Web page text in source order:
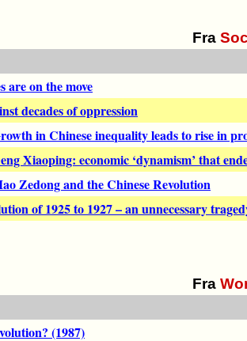
Fra
are on the move
decades of oppression
in Chinese inequality leads to rise in
Xiaoping: economic ‘dynamism’ that
Zedong and the Chinese Revolution
of 1925 to 1927 – an unnecessary
Fra
(1987)